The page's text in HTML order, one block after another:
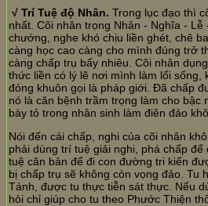
√ Trí Tuệ độ Nhân. Trong lục đạo thì
nhất. Cõi nhân trọng Nhân - Nghĩa -
chướng, nghe khó chịu liền ghét, chê
càng học cao càng cho mình đúng trở
càng chấp trụ bấy nhiêu. Cõi nhân
thức liền có lý lẽ nơi mình làm lối sống,
đóng khuôn gọi là pháp giới. Đã chấp
nó là căn bệnh trầm trọng làm cho bậc
bày tỏ trong nhân sinh làm điên đảo
Nói đến cái chấp, nghi của cõi nhân
phải dùng trí tuệ giải nghi, phá chấp
tuệ căn bản để đi con đường tri kiến
bị chấp trụ sẽ không còn vọng đảo. Tu
Tánh, được tu thực tiễn sát thực. Nếu
hỏi chỉ giúp cho tu theo Phước Thiện